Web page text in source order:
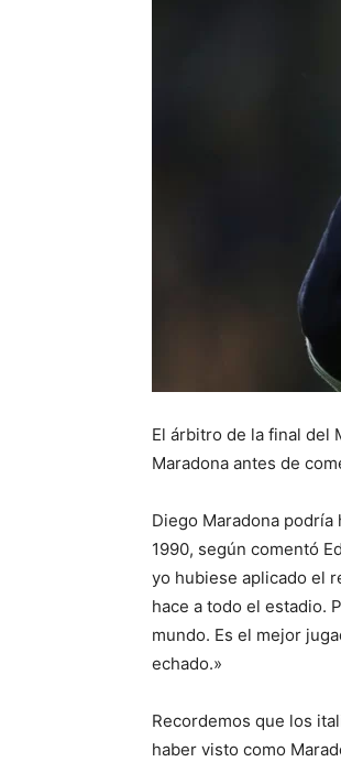
El árbitro de la final del
Maradona antes de
Diego Maradona
1990, según comentó
yo hubiese aplicado el
hace a todo el estadio.
mundo. Es el mejor
echado.»
Recordemos que los
haber visto como